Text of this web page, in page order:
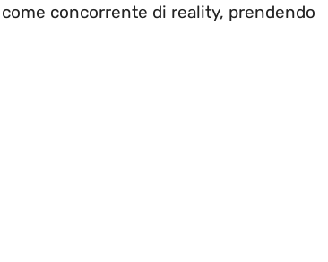
concorrente di reality, prendendo